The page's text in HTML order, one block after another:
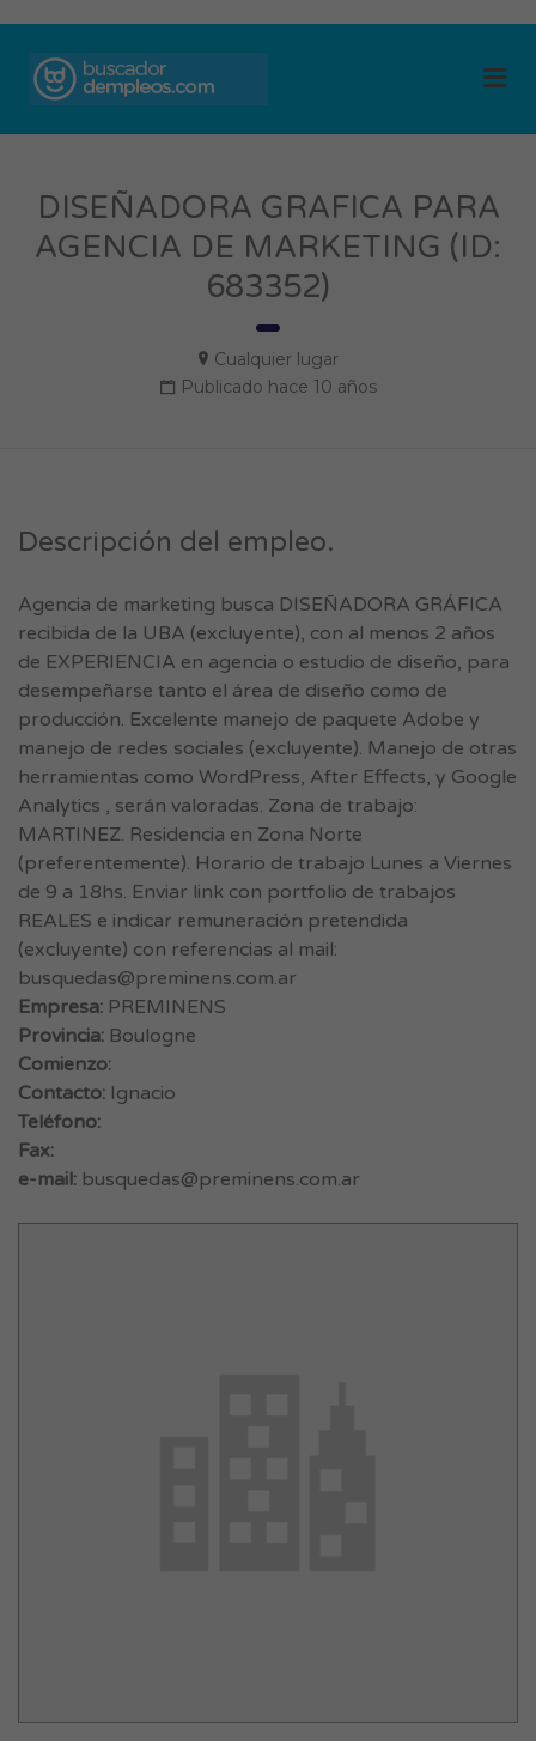
DISEÑADORA GRAFICA PARA
AGENCIA DE MARKETING (ID:
683352)
Cualquier lugar
Publicado hace 10 años
Descripción del empleo.
Agencia de marketing busca DISEÑADORA GRÁFICA
recibida de la UBA (excluyente), con al menos 2 años
de EXPERIENCIA en agencia o estudio de diseño, para
desempeñarse tanto el área de diseño como de
producción. Excelente manejo de paquete Adobe y
manejo de redes sociales (excluyente). Manejo de otras
herramientas como WordPress, After Effects, y Google
Analytics , serán valoradas. Zona de trabajo:
MARTINEZ. Residencia en Zona Norte
(preferentemente). Horario de trabajo Lunes a Viernes
de 9 a 18hs. Enviar link con portfolio de trabajos
REALES e indicar remuneración pretendida
(excluyente) con referencias al mail:
busquedas@preminens.com.ar
Empresa: PREMINENS
Provincia: Boulogne
Comienzo:
Contacto: Ignacio
Teléfono:
Fax:
e-mail: busquedas@preminens.com.ar